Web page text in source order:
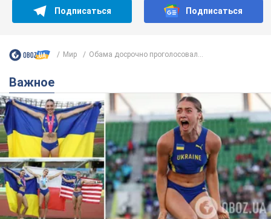
Подписаться Подписаться
Мир Обама досрочно проголосовал...
Важное